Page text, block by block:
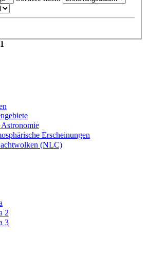
1
Erscheinungen
(NLC)
2
3